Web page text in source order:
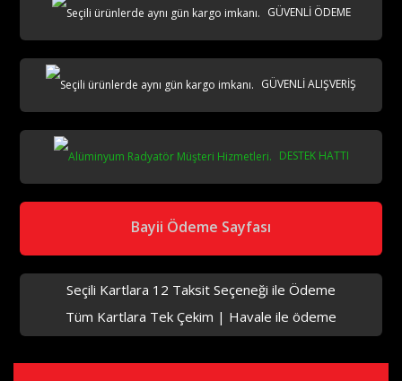
GÜVENLİ ÖDEME
GÜVENLİ ALIŞVERİŞ
DESTEK HATTI
Bayii Ödeme Sayfası
Seçili Kartlara 12 Taksit Seçeneği ile Ödeme
Tüm Kartlara Tek Çekim | Havale ile ödeme